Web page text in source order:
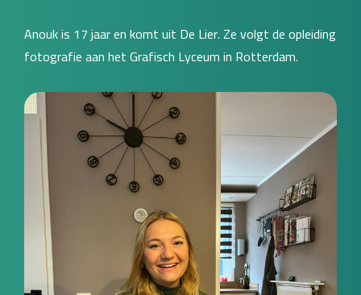
Anouk is 17 jaar en komt uit De Lier. Ze volgt de opleiding
fotografie aan het Grafisch Lyceum in Rotterdam.